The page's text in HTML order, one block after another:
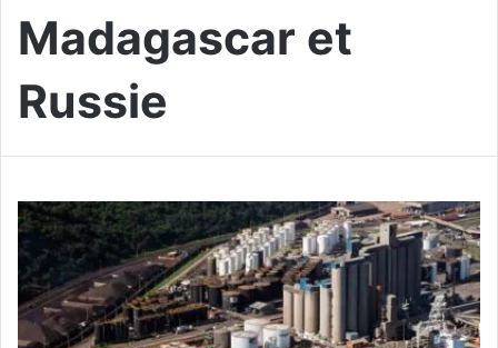
Madagascar et
Russie